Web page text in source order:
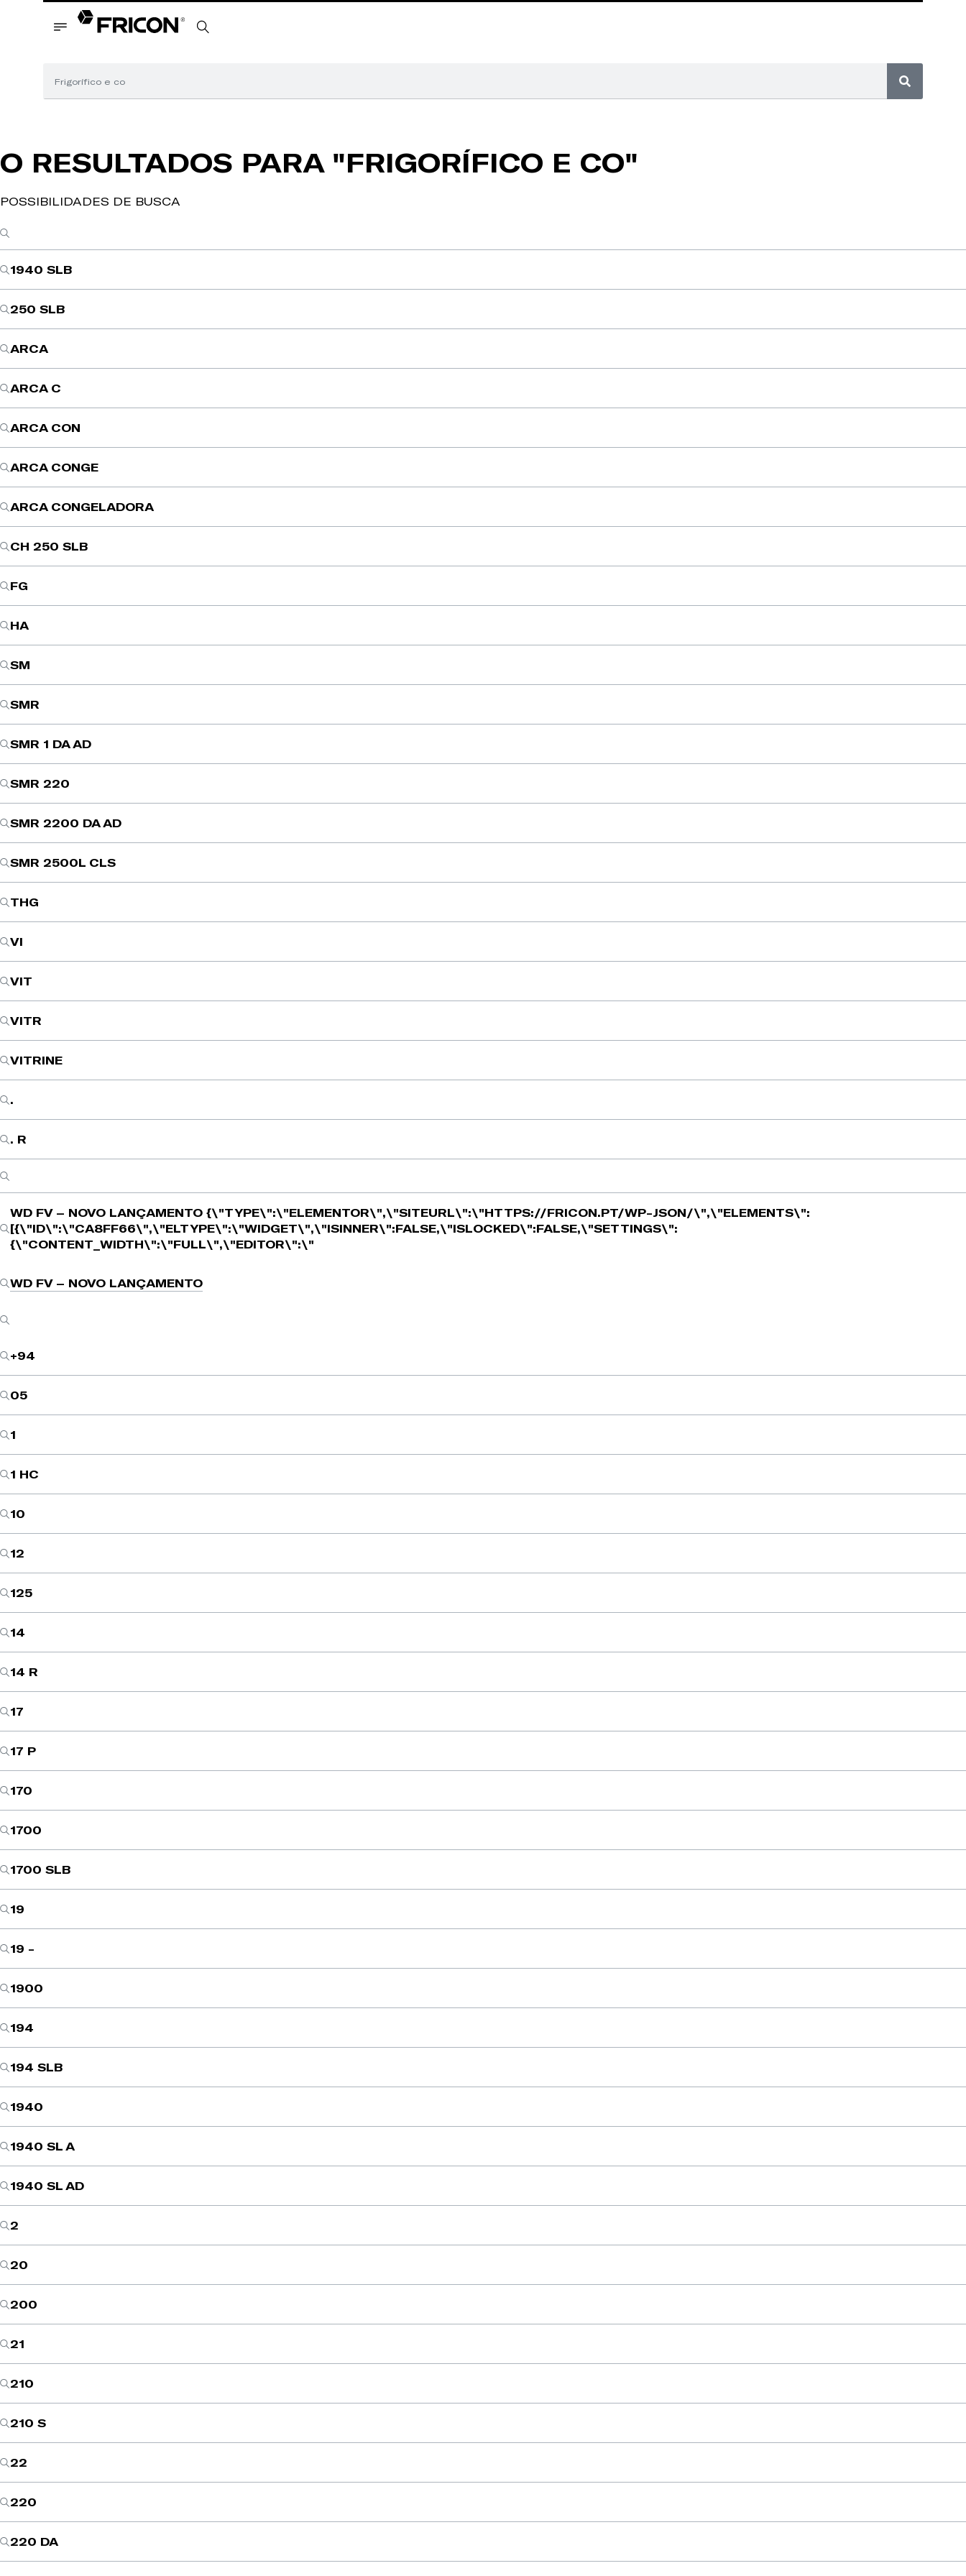
O RESULTADOS PARA "FRIGORÍFICO E CO"
POSSIBILIDADES DE BUSCA
1940 SLB
250 SLB
ARCA
ARCA C
ARCA CON
ARCA CONGE
ARCA CONGELADORA
CH 250 SLB
FG
HA
SM
SMR
SMR 1 DA AD
SMR 220
SMR 2200 DA AD
SMR 2500L CLS
THG
VI
VIT
VITR
VITRINE
.
. R
WD FV – NOVO LANÇAMENTO {\"TYPE\":\"ELEMENTOR\",\"SITEURL\":\"HTTPS://FRICON.PT/WP-JSON/\",\"ELEMENTS\":
[{\"ID\":\"CA8FF66\",\"ELTYPE\":\"WIDGET\",\"ISINNER\":FALSE,\"ISLOCKED\":FALSE,\"SETTINGS\":
{\"CONTENT_WIDTH\":\"FULL\",\"EDITOR\":\"
WD FV – NOVO LANÇAMENTO
+94
05
1
1 HC
10
12
125
14
14 R
17
17 P
170
1700
1700 SLB
19
19 -
1900
194
194 SLB
1940
1940 SL A
1940 SL AD
2
20
200
21
210
210 S
22
220
220 DA